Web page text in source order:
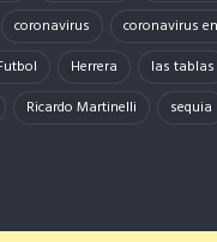
coronavirus
coronavirus
Herrera las tablas
Ricardo Martinelli sequia